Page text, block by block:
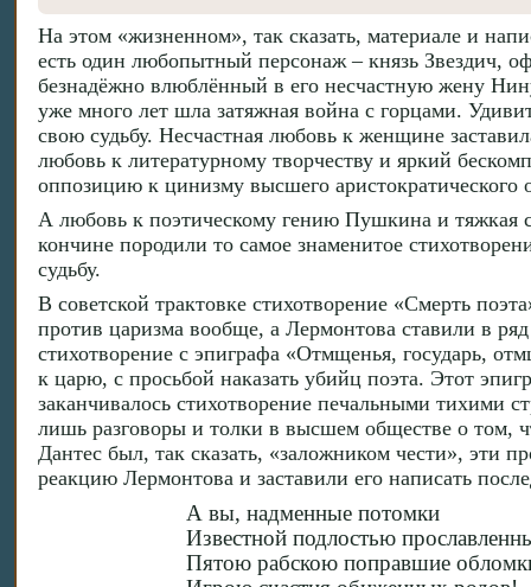
На этом «жизненном», так сказать, материале и
есть один любопытный персонаж – князь Звездич,
безнадёжно влюблённый в его несчастную жену
уже много лет шла затяжная война с горцами.
свою судьбу. Несчастная любовь к женщине
любовь к литературному творчеству и яркий
оппозицию к цинизму высшего аристократического
А любовь к поэтическому гению Пушкина и тяжкая
кончине породили то самое знаменитое
судьбу.
В советской трактовке стихотворение «Смерть
против царизма вообще, а Лермонтова ставили в
стихотворение с эпиграфа «Отмщенья, государь,
к царю, с просьбой наказать убийц поэта. Этот
заканчивалось стихотворение печальными тихими
лишь разговоры и толки в высшем обществе о том,
Дантес был, так сказать, «заложником чести», эти
реакцию Лермонтова и заставили его написать
А вы, надменные потомки
Известной подлостью
Пятою рабскою поправшие